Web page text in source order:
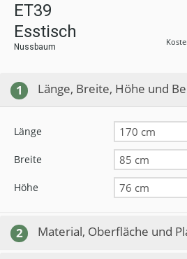
ET39
Esstisch
Nussbaum
1 Länge, Breite, Höhe und
Länge
Breite
Höhe
2 Material, Oberfläche und